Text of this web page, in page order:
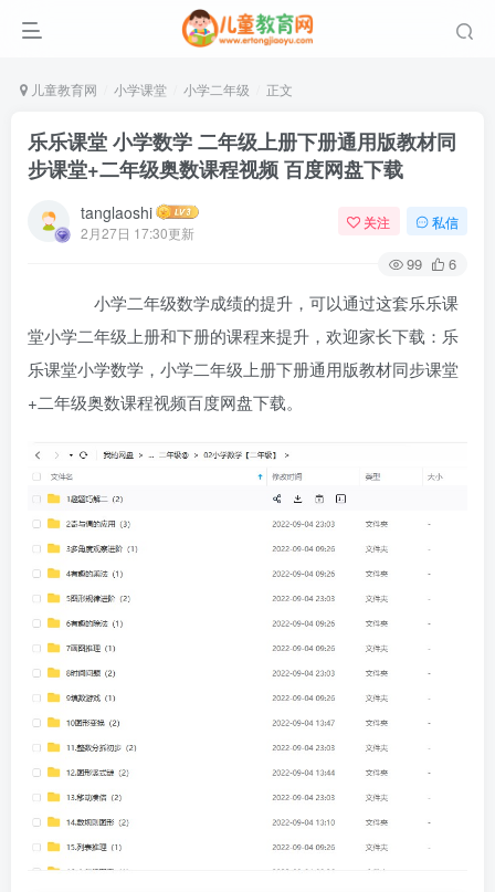
儿童教育网 小学课堂 小学二年级 正文
乐乐课堂 小学数学 二年级上册下册通用版教材同
步课堂+二年级奥数课程视频 百度网盘下载
tanglaoshi
2月27日 17:30更新
关注 私信
99 6
小学二年级数学成绩的提升，可以通过这套乐乐课
堂小学二年级上册和下册的课程来提升，欢迎家长下载：乐
乐课堂小学数学，小学二年级上册下册通用版教材同步课堂
+二年级奥数课程视频百度网盘下载。